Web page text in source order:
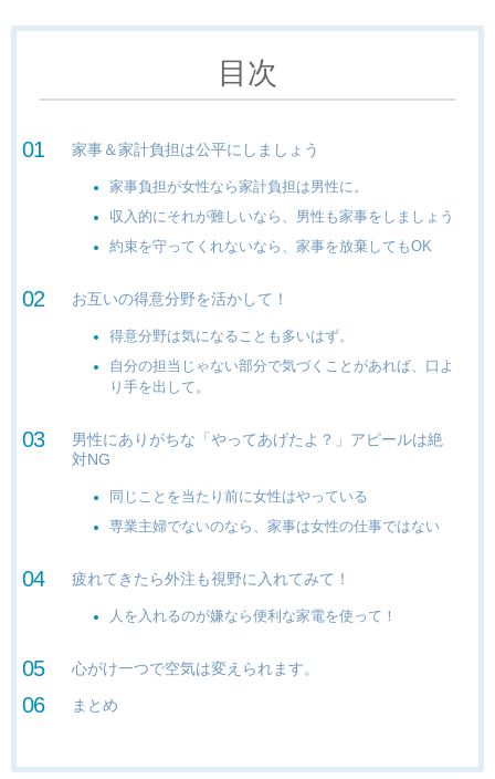
目次
家事＆家計負担は公平にしましょう
家事負担が女性なら家計負担は男性に。
収入的にそれが難しいなら、男性も家事をしましょう
約束を守ってくれないなら、家事を放棄してもOK
お互いの得意分野を活かして！
得意分野は気になることも多いはず。
自分の担当じゃない部分で気づくことがあれば、口よ
り手を出して。
男性にありがちな「やってあげたよ？」アピールは絶
対NG
同じことを当たり前に女性はやっている
専業主婦でないのなら、家事は女性の仕事ではない
疲れてきたら外注も視野に入れてみて！
人を入れるのが嫌なら便利な家電を使って！
心がけ一つで空気は変えられます。
まとめ